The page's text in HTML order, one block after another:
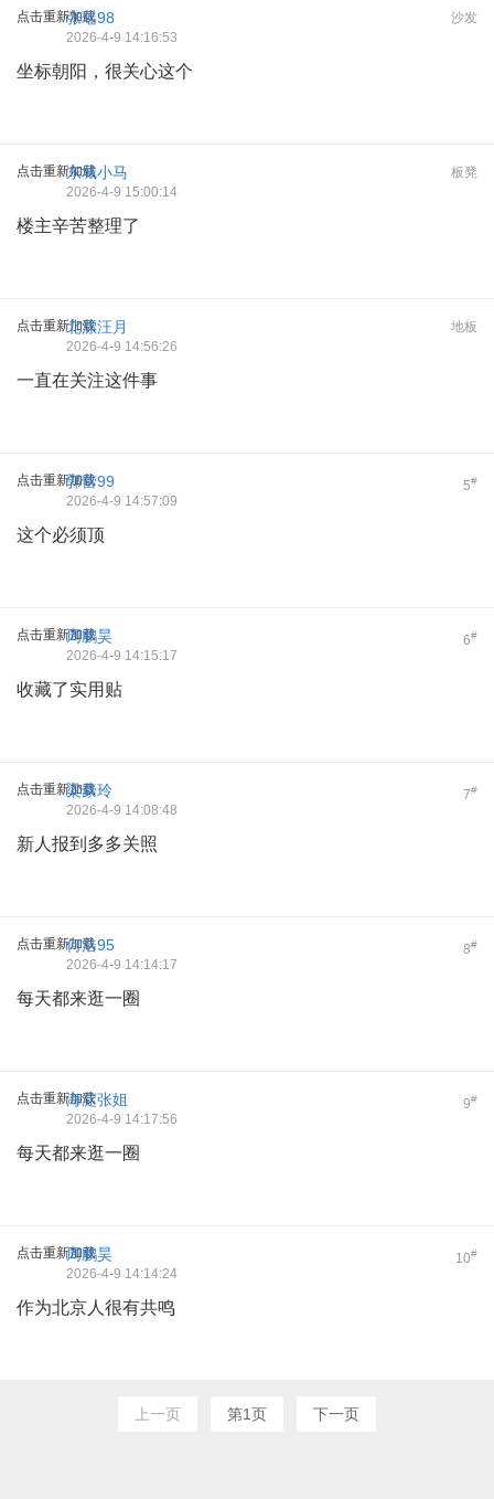
点击重新加载 沙发
张瑶98
2026-4-9 14:16:53
坐标朝阳，很关心这个
点击重新加载 板凳
东城小马
2026-4-9 15:00:14
楼主辛苦整理了
点击重新加载 地板
北漂汪月
2026-4-9 14:56:26
一直在关注这件事
点击重新加载 5#
郭蕾99
2026-4-9 14:57:09
这个必须顶
点击重新加载 6#
周鹏昊
2026-4-9 14:15:17
收藏了实用贴
点击重新加载 7#
梁豪玲
2026-4-9 14:08:48
新人报到多多关照
点击重新加载 8#
何浩95
2026-4-9 14:14:17
每天都来逛一圈
点击重新加载 9#
海淀张姐
2026-4-9 14:17:56
每天都来逛一圈
点击重新加载 10#
周鹏昊
2026-4-9 14:14:24
作为北京人很有共鸣
上一页 第1页 下一页